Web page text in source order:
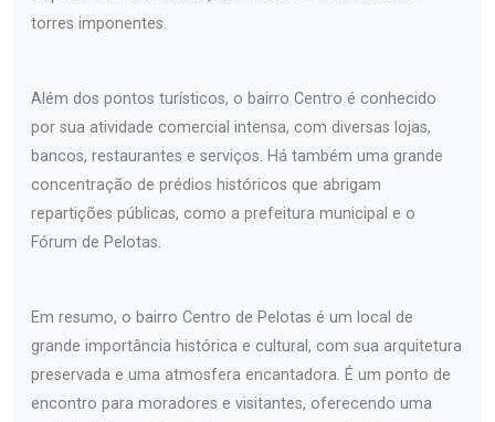
torres imponentes.
Além dos pontos turísticos, o bairro Centro é conhecido
por sua atividade comercial intensa, com diversas lojas,
bancos, restaurantes e serviços. Há também uma grande
concentração de prédios históricos que abrigam
repartições públicas, como a prefeitura municipal e o
Fórum de Pelotas.
Em resumo, o bairro Centro de Pelotas é um local de
grande importância histórica e cultural, com sua arquitetura
preservada e uma atmosfera encantadora. É um ponto de
encontro para moradores e visitantes, oferecendo uma